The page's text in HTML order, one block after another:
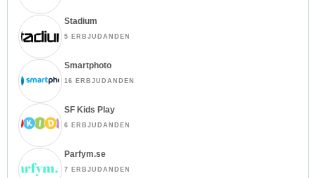
Stadium
5 ERBJUDANDEN
Smartphoto
16 ERBJUDANDEN
SF Kids Play
6 ERBJUDANDEN
Parfym.se
7 ERBJUDANDEN